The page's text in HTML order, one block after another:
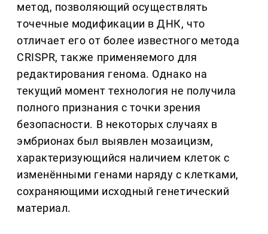
метод, позволяющий осуществлять
точечные модификации в ДНК, что
отличает его от более известного метода
CRISPR, также применяемого для
редактирования генома. Однако на
текущий момент технология не получила
полного признания с точки зрения
безопасности. В некоторых случаях в
эмбрионах был выявлен мозаицизм,
характеризующийся наличием клеток с
изменёнными генами наряду с клетками,
сохраняющими исходный генетический
материал.